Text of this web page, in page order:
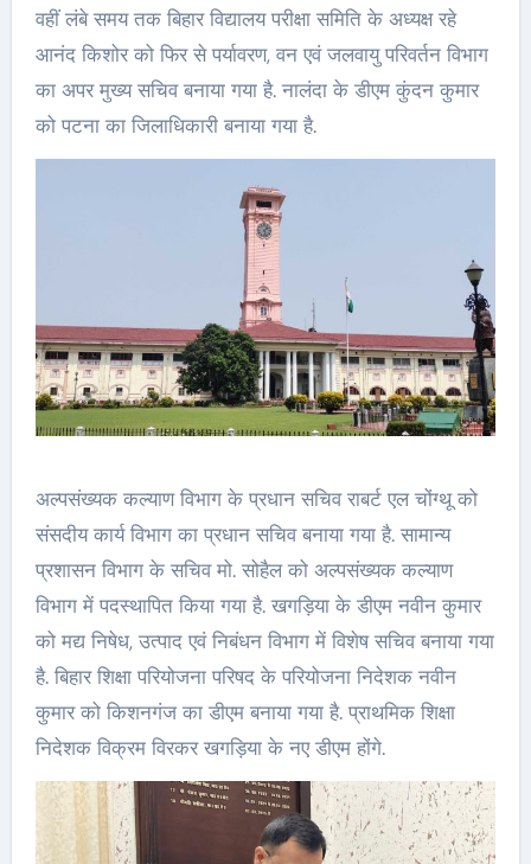
वहीं लंबे समय तक बिहार विद्यालय परीक्षा समिति के अध्यक्ष रहे
आनंद किशोर को फिर से पर्यावरण, वन एवं जलवायु परिवर्तन विभाग
का अपर मुख्य सचिव बनाया गया है. नालंदा के डीएम कुंदन कुमार
को पटना का जिलाधिकारी बनाया गया है.
अल्पसंख्यक कल्याण विभाग के प्रधान सचिव राबर्ट एल चोंग्थू को
संसदीय कार्य विभाग का प्रधान सचिव बनाया गया है. सामान्य
प्रशासन विभाग के सचिव मो. सोहैल को अल्पसंख्यक कल्याण
विभाग में पदस्थापित किया गया है. खगड़िया के डीएम नवीन कुमार
को मद्य निषेध, उत्पाद एवं निबंधन विभाग में विशेष सचिव बनाया गया
है. बिहार शिक्षा परियोजना परिषद के परियोजना निदेशक नवीन
कुमार को किशनगंज का डीएम बनाया गया है. प्राथमिक शिक्षा
निदेशक विक्रम विरकर खगड़िया के नए डीएम होंगे.